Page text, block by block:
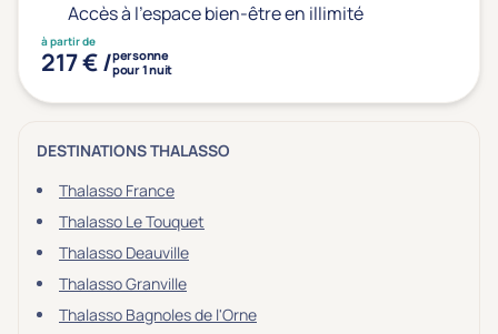
Accès à l'espace bien-être en illimité
à partir de
217 € /personne
pour 1 nuit
DESTINATIONS THALASSO
Thalasso France
Thalasso Le Touquet
Thalasso Deauville
Thalasso Granville
Thalasso Bagnoles de l'Orne